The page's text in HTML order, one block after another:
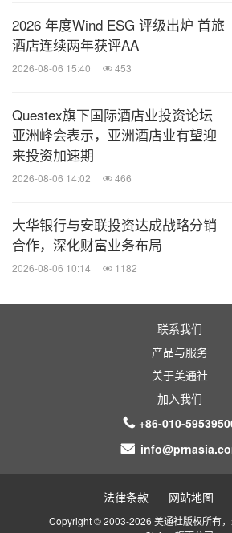
2026 年度Wind ESG 评级出炉 首旅
酒店连续两年获评AA
2026-08-06 15:40 453
Questex旗下国际酒店业投资论坛
亚洲峰会表示，亚洲酒店业有望迎
来投资加速期
2026-08-06 14:02 466
大华银行与安联投资达成战略分销
合作，深化财富业务布局
2026-08-06 10:14 1182
联系我们
产品与服务
关于美通社
加入我们
+86-010-
法律条款 网站地图
Copyright © 2003-2026 美通社版权所有